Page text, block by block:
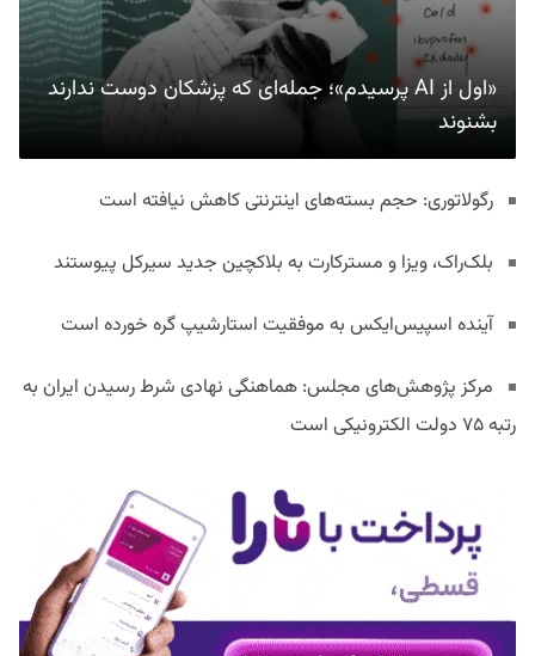
«اول از AI پرسیدم»؛ جمله‌ای که پزشکان دوست ندارند
بشنوند
رگولاتوری: حجم بسته‌های اینترنتی کاهش نیافته است
بلک‌راک، ویزا و مسترکارت به بلاکچین جدید سیرکل پیوستند
آینده اسپیس‌ایکس به موفقیت استارشیپ گره خورده است
مرکز پژوهش‌های مجلس: هماهنگی نهادی شرط رسیدن ایران به
رتبه ۷۵ دولت الکترونیکی است